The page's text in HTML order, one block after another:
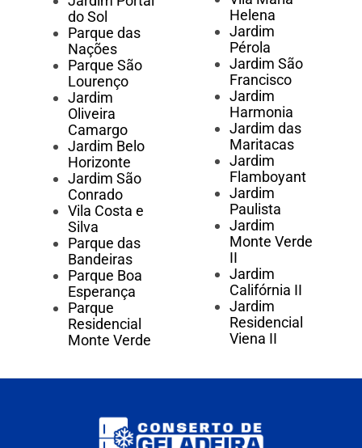
do Sol
Parque das
Nações
Parque São
Lourenço
Jardim
Oliveira
Camargo
Jardim Belo
Horizonte
Jardim São
Conrado
Vila Costa e
Silva
Parque das
Bandeiras
Parque Boa
Esperança
Parque
Residencial
Monte Verde
Helena
Jardim
Pérola
Jardim São
Francisco
Jardim
Harmonia
Jardim das
Maritacas
Jardim
Flamboyant
Jardim
Paulista
Jardim
Monte Verde
II
Jardim
Califórnia II
Jardim
Residencial
Viena II